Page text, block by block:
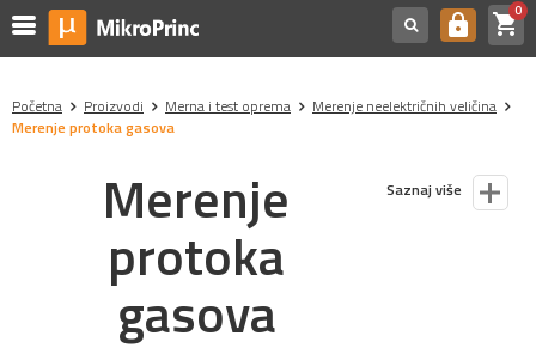
https shopping_cart0
Početna Proizvodi Merna i test oprema
Merenje neelektričnih veličina
Merenje protoka gasova
Merenje
protoka
gasova
Saznaj više